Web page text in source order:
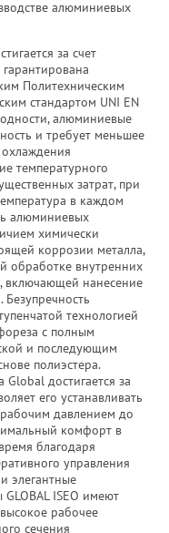
алюминиевых
за счет
Политехническим
стандартом UNI EN
алюминиевые
и требует меньшее
температурного
затрат, при
в каждом
алюминиевых
химически
коррозии металла,
обработке внутренних
включающей нанесение
технологией
с полным
и последующим
полиэстера.
достигается за
его устанавливать
давлением до
комфорт в
благодаря
управления
элегантные
ISEO имеют
рабочее
сечения